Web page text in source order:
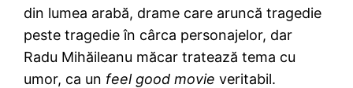
din lumea arabă, drame care aruncă tragedie
peste tragedie în cârca personajelor, dar
Radu Mihăileanu măcar tratează tema cu
umor, ca un feel good movie veritabil.